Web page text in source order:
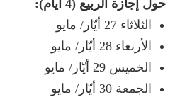
حول إجازة الربيع (4 أيام):
الثلاثاء 27 أيّار/ مايو
الأربعاء 28 أيّار/ مايو
الخميس 29 أيّار/ مايو
الجمعة 30 أيّار/ مايو